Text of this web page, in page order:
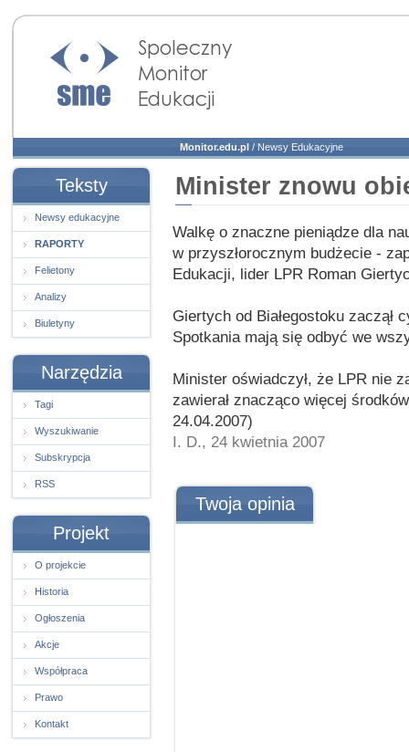
Społeczny Monitor
Edukacji
Monitor.edu.pl / Newsy Edukacyjne
Teksty
Newsy edukacyjne
RAPORTY
Felietony
Analizy
Biuletyny
Narzędzia
Tagi
Wyszukiwanie
Subskrypcja
RSS
Projekt
O projekcie
Historia
Ogłoszenia
Akcje
Współpraca
Prawo
Kontakt
Minister znowu
Walkę o znaczne pieniądze dla
w przyszłorocznym budżecie -
Edukacji, lider LPR Roman
Giertych od Białegostoku
Spotkania mają się odbyć we
Minister oświadczył, że LPR nie
zawierał znacząco więcej
24.04.2007)
I. D., 24 kwietnia 2007
Twoja opinia